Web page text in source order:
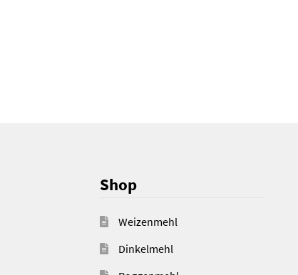
Shop
Weizenmehl
Dinkelmehl